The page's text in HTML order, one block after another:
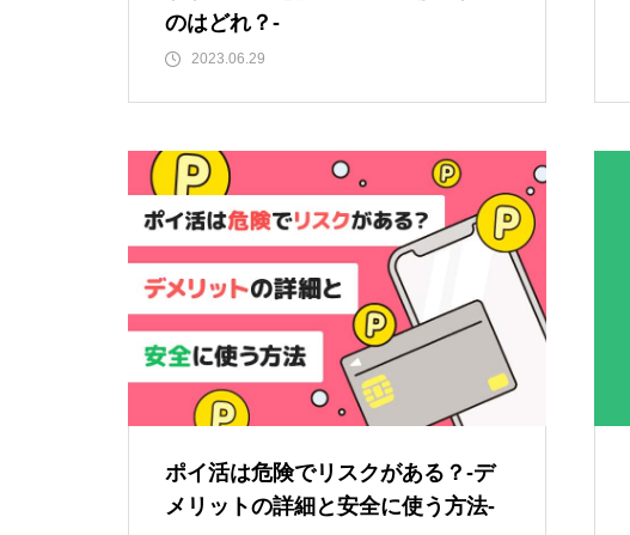
のはどれ？-
2023.06.29
ポイ活は危険でリスクがある？-デ
メリットの詳細と安全に使う方法-